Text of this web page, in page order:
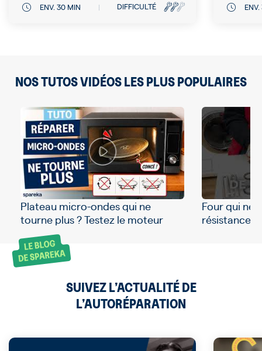
ENV. 30 MIN DIFFICULTÉ
NOS TUTOS VIDÉOS LES PLUS POPULAIRES
Plateau micro-ondes qui ne
tourne plus ? Testez le moteur
Four qui ne
résistance
SUIVEZ L’ACTUALITÉ DE
L’AUTORÉPARATION